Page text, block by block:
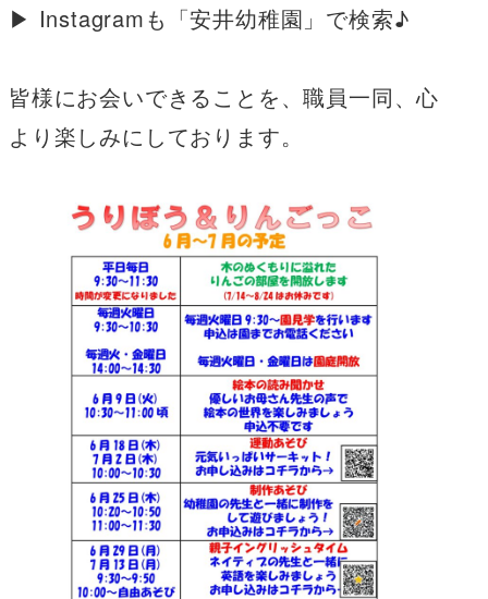
▶ Instagramも「安井幼稚園」で検索♪
皆様にお会いできることを、職員一同、心
より楽しみにしております。